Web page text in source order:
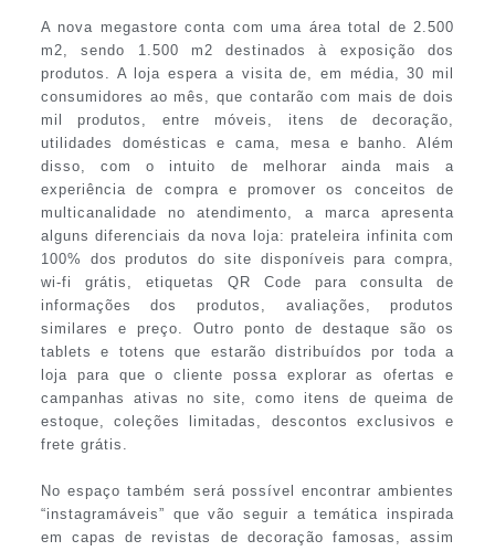
A nova megastore conta com uma área total de 2.500
m2, sendo 1.500 m2 destinados à exposição dos
produtos. A loja espera a visita de, em média, 30 mil
consumidores ao mês, que contarão com mais de dois
mil produtos, entre móveis, itens de decoração,
utilidades domésticas e cama, mesa e banho. Além
disso, com o intuito de melhorar ainda mais a
experiência de compra e promover os conceitos de
multicanalidade no atendimento, a marca apresenta
alguns diferenciais da nova loja: prateleira infinita com
100% dos produtos do site disponíveis para compra,
wi-fi grátis, etiquetas QR Code para consulta de
informações dos produtos, avaliações, produtos
similares e preço. Outro ponto de destaque são os
tablets e totens que estarão distribuídos por toda a
loja para que o cliente possa explorar as ofertas e
campanhas ativas no site, como itens de queima de
estoque, coleções limitadas, descontos exclusivos e
frete grátis.
No espaço também será possível encontrar ambientes
“instagramáveis” que vão seguir a temática inspirada
em capas de revistas de decoração famosas, assim